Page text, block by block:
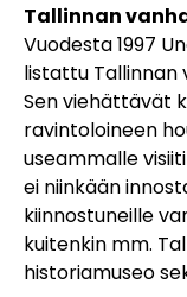
Tallinnan
Vuodesta 1997
listattu Tallinnan
Sen viehättävät
ravintoloineen
useammalle
ei niinkään
kiinnostuneille
kuitenkin mm.
historiamuseo